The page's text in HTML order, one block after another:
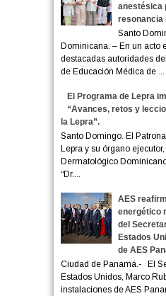
anestésica
resonancia
Santo
Dominicana. – En un acto
destacadas autoridades
de Educación Médica de ...
El Programa de Lepra
“Avances, retos y
la Lepra”.
Santo Domingo. El
Lepra y su órgano
Dermatológico
“Dr....
AES
energético
del
Estados
de AES
Ciudad de Panamá.- El
Estados Unidos, Marco
instalaciones de AES